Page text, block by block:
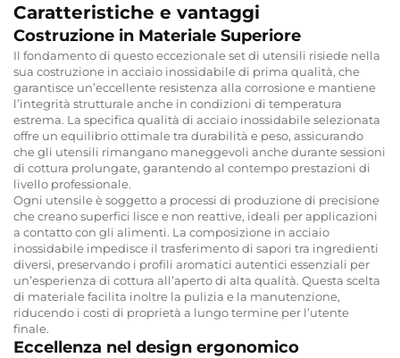
Caratteristiche e vantaggi
Costruzione in Materiale Superiore
Il fondamento di questo eccezionale set di utensili risiede nella
sua costruzione in acciaio inossidabile di prima qualità, che
garantisce un’eccellente resistenza alla corrosione e mantiene
l’integrità strutturale anche in condizioni di temperatura
estrema. La specifica qualità di acciaio inossidabile selezionata
offre un equilibrio ottimale tra durabilità e peso, assicurando
che gli utensili rimangano maneggevoli anche durante sessioni
di cottura prolungate, garantendo al contempo prestazioni di
livello professionale.
Ogni utensile è soggetto a processi di produzione di precisione
che creano superfici lisce e non reattive, ideali per applicazioni
a contatto con gli alimenti. La composizione in acciaio
inossidabile impedisce il trasferimento di sapori tra ingredienti
diversi, preservando i profili aromatici autentici essenziali per
un’esperienza di cottura all’aperto di alta qualità. Questa scelta
di materiale facilita inoltre la pulizia e la manutenzione,
riducendo i costi di proprietà a lungo termine per l’utente
finale.
Eccellenza nel design ergonomico